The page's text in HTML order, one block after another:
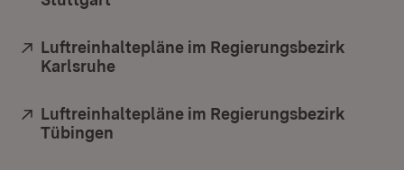
Extern:
Luftreinhaltepläne im Regierungsbezirk
Karlsruhe
Extern:
Luftreinhaltepläne im Regierungsbezirk
Tübingen